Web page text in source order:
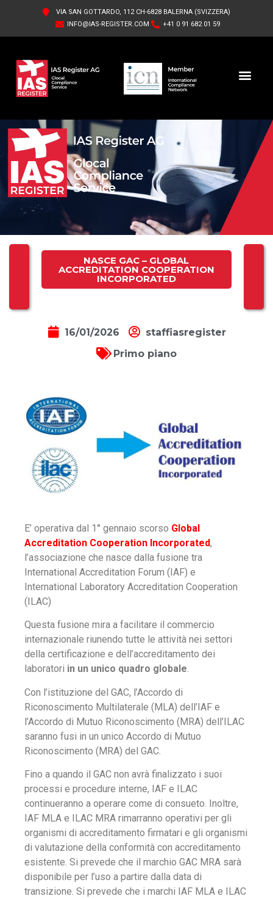
VIA SAN GOTTARDO, 112 CH-6828 BALERNA (SVIZZERA)
INFO@IAS-REGISTER.COM
+41 0 91 682 01 59
NASCE GAC – GLOBAL
ACCREDITATION COOPERATION
INCORPORATED
16/01/2026
staffiasregister
Primo piano
E’ operativa dal 1° gennaio scorso Global
Accreditation Cooperation Incorporated,
l’associazione che nasce dalla fusione tra
International Accreditation Forum (IAF) e
International Laboratory Accreditation Cooperation
(ILAC)
Questa fusione mira a facilitare il commercio
internazionale riunendo tutte le attività nei settori
della certificazione e dell’accreditamento dei
laboratori in un unico quadro globale.
Con l’istituzione del GAC, l’Accordo di
Riconoscimento Multilaterale (MLA) dell’IAF e
l’Accordo di Mutuo Riconoscimento (MRA) dell’ILAC
saranno fusi in un unico Accordo di Mutuo
Riconoscimento (MRA) del GAC.
Fino a quando il GAC non avrà finalizzato i suoi
processi e procedure interne, IAF e ILAC
continueranno a operare come di consueto. Inoltre,
IAF MLA e ILAC MRA rimarranno operativi per gli
organismi di accreditamento firmatari e gli organismi
di valutazione della conformità con accreditamento
esistente. Si prevede che il marchio GAC MRA sarà
disponibile per l’uso a partire dalla data di
transizione. Si prevede che i marchi IAF MLA e ILAC